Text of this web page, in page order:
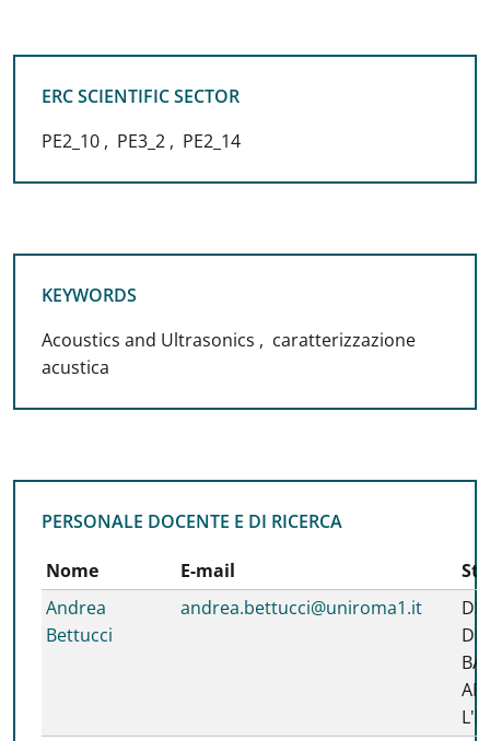
ERC SCIENTIFIC SECTOR
ERC SCIENTIFIC SECTOR
PE2_10 , PE3_2 , PE2_14
KEYWORDS
KEYWORDS
Acoustics and Ultrasonics , caratterizzazione
acustica
PERSONALE DOCENTE E DI RICERCA
PERSONALE DOCENTE E DI RICERCA
Nome E-mail
Andrea
Bettucci
andrea.bettucci@uniroma1.it
DI